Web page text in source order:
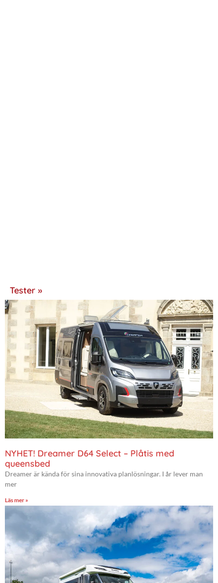
Tester »
NYHET! Dreamer D64 Select – Plåtis med
queensbed
Dreamer är kända för sina innovativa planlösningar. I år lever man
mer
Läs mer »